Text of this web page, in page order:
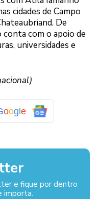
cidades de Campo
De
com o apoio de
universidades e
oogle
e fique por dentro
importa.